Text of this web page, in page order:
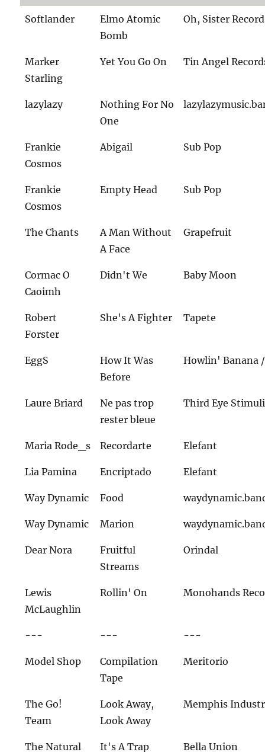
Softlander
Elmo Atomic
Bomb
Oh, Sister
Marker
Starling
Yet You Go On Tin Angel
lazylazy
Nothing For No
One
Frankie
Cosmos
Abigail Sub Pop
Frankie
Cosmos
Empty Head Sub Pop
The Chants
A Man Without
A Face
Grapefruit
Cormac O
Caoimh
Didn't We Baby Moon
Robert
Forster
She's A Fighter Tapete
EggS
How It Was
Before
Howlin' Banana
Laure Briard
Ne pas trop
rester bleue
Third Eye Stimuli
Maria Rode_s Recordarte Elefant
Lia Pamina Encriptado Elefant
Way Dynamic Food
Way Dynamic Marion
Dear Nora
Fruitful
Streams
Orindal
Lewis
McLaughlin
Rollin' On Monohands
--- --- ---
Model Shop
Compilation
Tape
Meritorio
The Go!
Team
Look Away,
Look Away
Memphis
The Natural It's A Trap Bella Union